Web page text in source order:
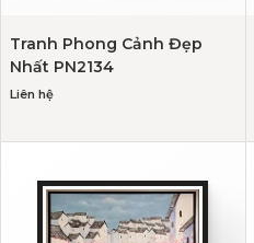
Tranh Phong Cảnh Đẹp
Nhất PN2134
Liên hệ